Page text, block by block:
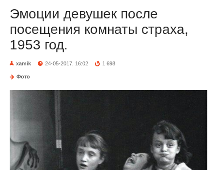
Эмоции девушек после
посещения комнаты страха,
1953 год.
xamik 24-05-2017, 16:02 1 698
Фото